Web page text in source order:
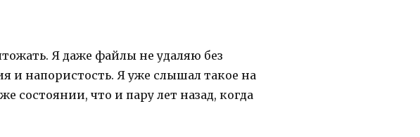
Я даже файлы не удаляю без
и напористость. Я уже слышал такое на
состоянии, что и пару лет назад, когда